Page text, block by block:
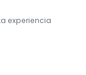
experiencia